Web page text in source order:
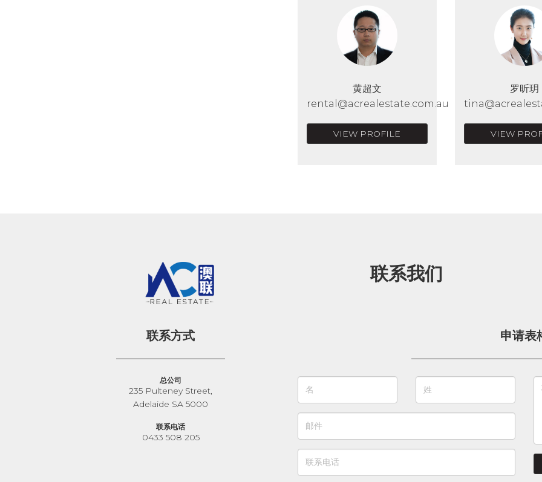
黄超文
rental@acrealestate.com.au
VIEW PROFILE
罗昕玥
VIEW
联系我们
联系方式
总公司
235 Pulteney Street,
Adelaide SA 5000
联系电话
0433 508 205
申请表